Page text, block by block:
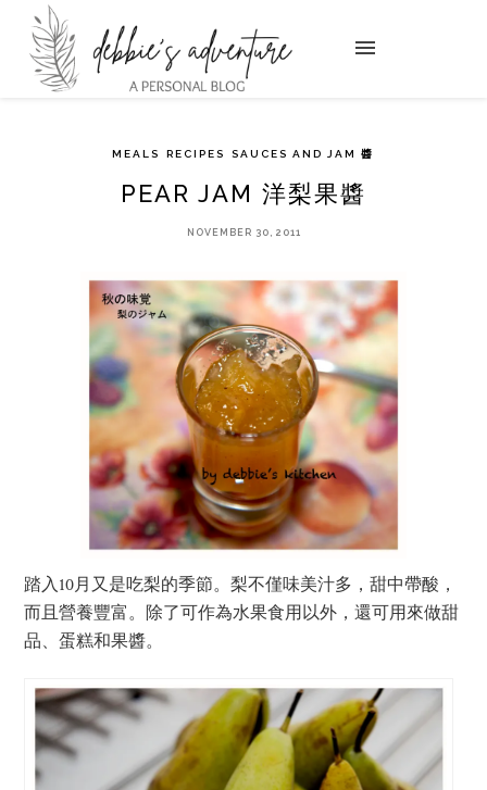
MEALS RECIPES SAUCES AND JAM 醬
PEAR JAM 洋梨果醬
NOVEMBER 30, 2011
踏入10月又是吃梨的季節。梨不僅味美汁多，甜中帶酸，
而且營養豐富。除了可作為水果食用以外，還可用來做甜
品、蛋糕和果醬。